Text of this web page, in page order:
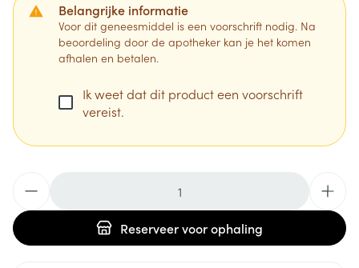
Belangrijke informatie
Voor dit geneesmiddel is een voorschrift nodig. Na
beoordeling door de apotheker kan je het komen
afhalen en betalen.
Ik weet dat dit product een voorschrift
vereist.
Reserveervoor ophaling